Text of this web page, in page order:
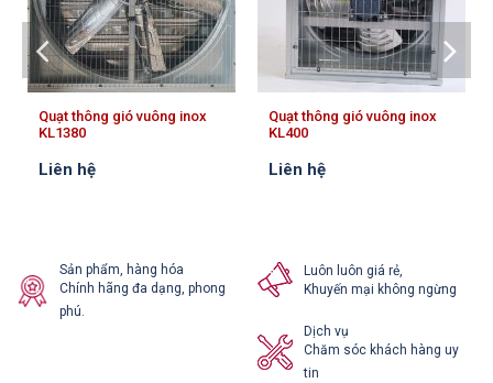
Quạt thông gió vuông inox
KL1380
Liên hệ
Quạt thông gió vuông inox
KL400
Liên hệ
Sản phẩm, hàng hóa
Chính hãng đa dạng, phong
phú.
Luôn luôn giá rẻ,
Khuyến mại không ngừng
Dịch vụ
Chăm sóc khách hàng uy
tin